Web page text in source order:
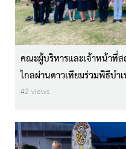
คณะผู้บริหารและเจ้าหน้าที่
ไกลผ่านดาวเทียมร่วมพิธี
42 views